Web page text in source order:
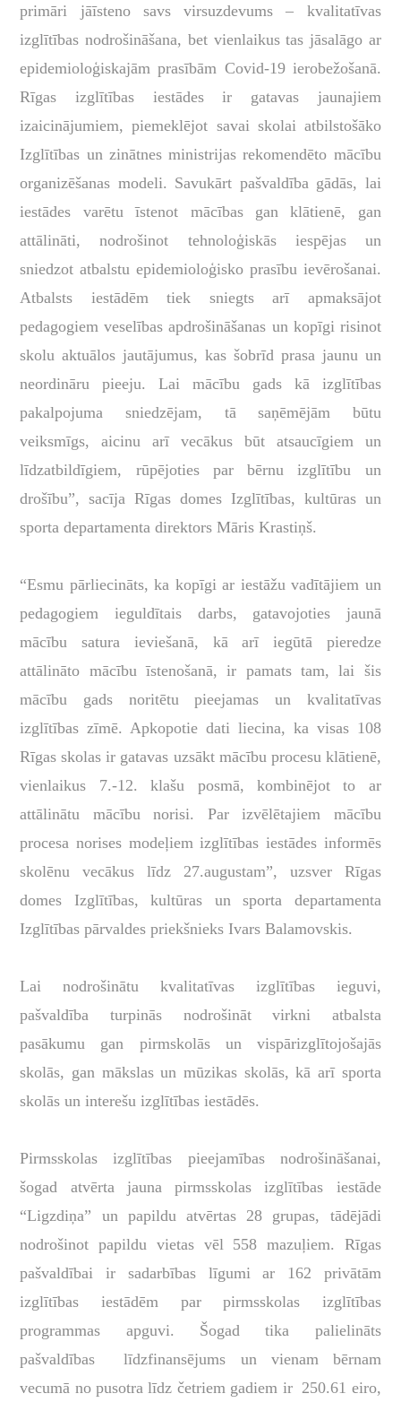
primāri jāīsteno savs virsuzdevums – kvalitatīvas
izglītības nodrošināšana, bet vienlaikus tas jāsalāgo ar
epidemioloģiskajām prasībām Covid-19 ierobežošanā.
Rīgas izglītības iestādes ir gatavas jaunajiem
izaicinājumiem, piemeklējot savai skolai atbilstošāko
Izglītības un zinātnes ministrijas rekomendēto mācību
organizēšanas modeli. Savukārt pašvaldība gādās, lai
iestādes varētu īstenot mācības gan klātienē, gan
attālināti, nodrošinot tehnoloģiskās iespējas un
sniedzot atbalstu epidemioloģisko prasību ievērošanai.
Atbalsts iestādēm tiek sniegts arī apmaksājot
pedagogiem veselības apdrošināšanas un kopīgi risinot
skolu aktuālos jautājumus, kas šobrīd prasa jaunu un
neordināru pieeju. Lai mācību gads kā izglītības
pakalpojuma sniedzējam, tā saņēmējām būtu
veiksmīgs, aicinu arī vecākus būt atsaucīgiem un
līdzatbildīgiem, rūpējoties par bērnu izglītību un
drošību”, sacīja Rīgas domes Izglītības, kultūras un
sporta departamenta direktors Māris Krastiņš.
“Esmu pārliecināts, ka kopīgi ar iestāžu vadītājiem un
pedagogiem ieguldītais darbs, gatavojoties jaunā
mācību satura ieviešanā, kā arī iegūtā pieredze
attālināto mācību īstenošanā, ir pamats tam, lai šis
mācību gads noritētu pieejamas un kvalitatīvas
izglītības zīmē. Apkopotie dati liecina, ka visas 108
Rīgas skolas ir gatavas uzsākt mācību procesu klātienē,
vienlaikus 7.-12. klašu posmā, kombinējot to ar
attālinātu mācību norisi. Par izvēlētajiem mācību
procesa norises modeļiem izglītības iestādes informēs
skolēnu vecākus līdz 27.augustam”, uzsver Rīgas
domes Izglītības, kultūras un sporta departamenta
Izglītības pārvaldes priekšnieks Ivars Balamovskis.
Lai nodrošinātu kvalitatīvas izglītības ieguvi,
pašvaldība turpinās nodrošināt virkni atbalsta
pasākumu gan pirmskolās un vispārizglītojošajās
skolās, gan mākslas un mūzikas skolās, kā arī sporta
skolās un interešu izglītības iestādēs.
Pirmsskolas izglītības pieejamības nodrošināšanai,
šogad atvērta jauna pirmsskolas izglītības iestāde
“Ligzdiņa” un papildu atvērtas 28 grupas, tādējādi
nodrošinot papildu vietas vēl 558 mazuļiem. Rīgas
pašvaldībai ir sadarbības līgumi ar 162 privātām
izglītības iestādēm par pirmsskolas izglītības
programmas apguvi. Šogad tika palielināts
pašvaldības līdzfinansējums un vienam bērnam
vecumā no pusotra līdz četriem gadiem ir 250.61 eiro,